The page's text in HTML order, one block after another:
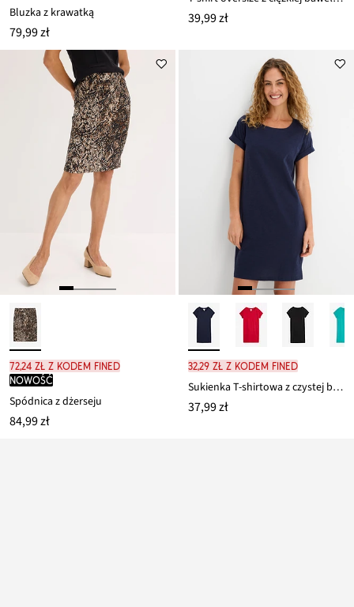
Bluzka z krawatką
79,99 zł
39,99 zł
72,24 zł z kodem FINED
nowość
Spódnica z dżerseju
84,99 zł
32,29 zł z kodem FINED
Sukienka T-shirtowa z czystej bawełny organicznej
37,99 zł